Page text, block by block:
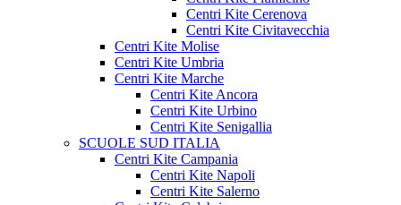
Centri Kite Cerenova
Centri Kite Civitavecchia
Centri Kite Molise
Centri Kite Umbria
Centri Kite Marche
Centri Kite Ancora
Centri Kite Urbino
Centri Kite Senigallia
SCUOLE SUD ITALIA
Centri Kite Campania
Centri Kite Napoli
Centri Kite Salerno